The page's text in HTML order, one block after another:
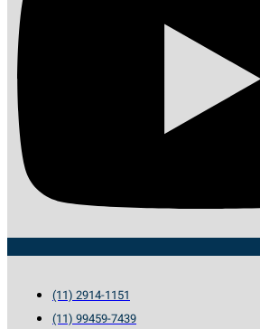
(11) 2914-1151
(11) 99459-7439